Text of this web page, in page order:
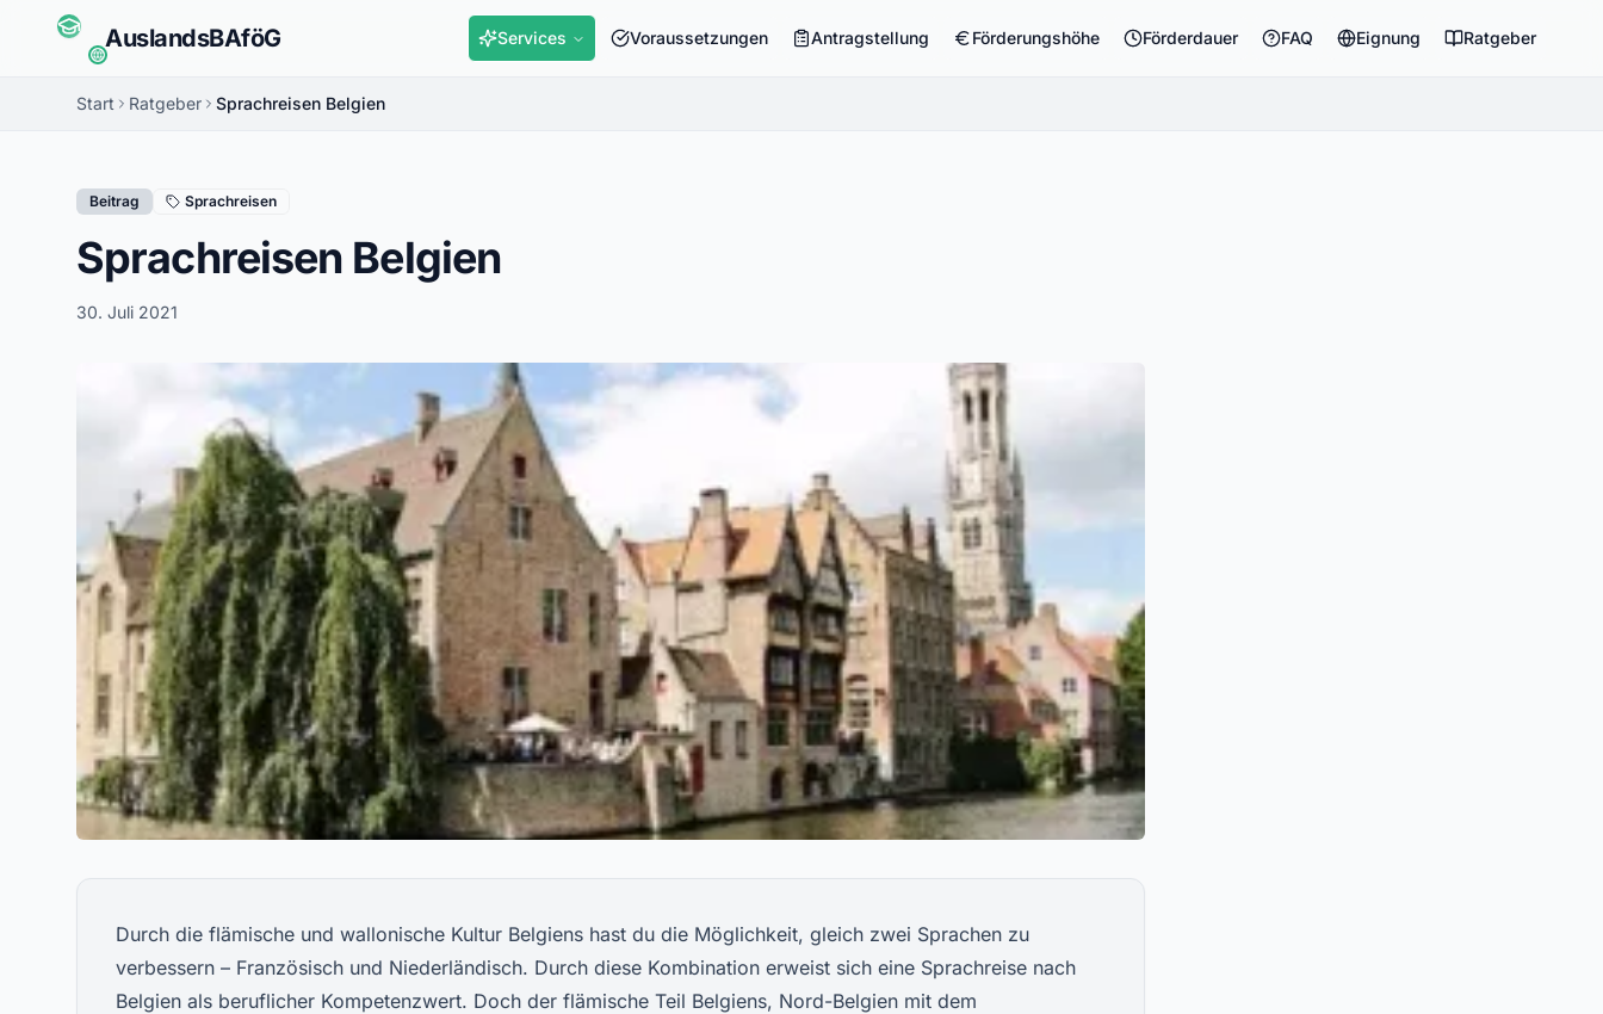
AuslandsBAföG Services Voraussetzungen Antragstellung Förderungshöhe Förderdauer FAQ Eignung Ratgeber
Start Ratgeber Sprachreisen Belgien
Beitrag Sprachreisen
Sprachreisen Belgien
30. Juli 2021
Durch die flämische und wallonische Kultur Belgiens hast du die Möglichkeit, gleich zwei Sprachen zu
verbessern – Französisch und Niederländisch. Durch diese Kombination erweist sich eine Sprachreise nach
Belgien als beruflicher Kompetenzwert. Doch der flämische Teil Belgiens, Nord-Belgien mit dem